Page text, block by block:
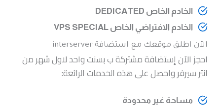
الخادم الخاص DEDICATED
الخادم الافتراضي الخاص VPS SPECIAL
الآن اطلق موقعك مع استضافة interserver
احجز الآن إستضافة مشتركة ب بسنت واحد لاول شهر من
انتر سيرفر واحصل على هذه الخدمات الرائعة:
مساحة غير محدودة